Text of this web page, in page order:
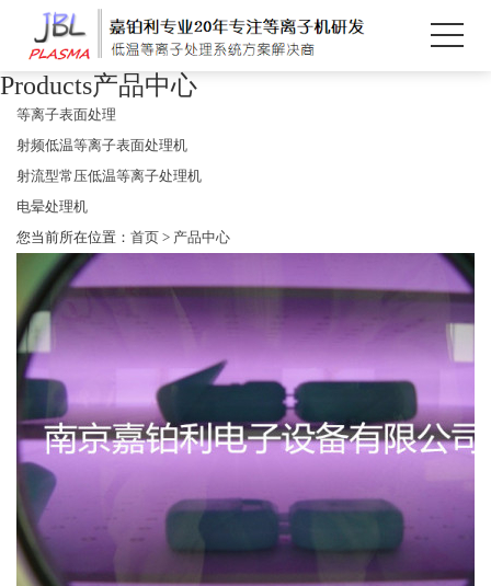
Products产品中心
等离子表面处理
射频低温等离子表面处理机
射流型常压低温等离子处理机
电晕处理机
您当前所在位置： 首页 > 产品中心